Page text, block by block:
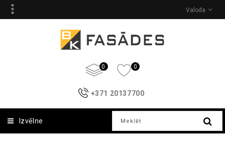
Valoda
0 0
+371 20137700
Izvēlne